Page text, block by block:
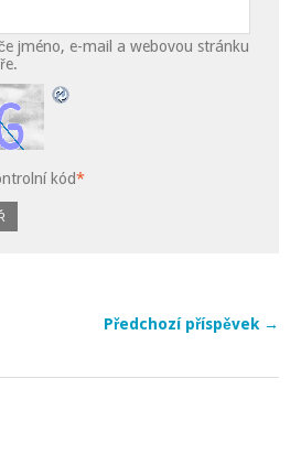
jméno, e-mail a webovou stránku
kód*
Předchozí příspěvek →